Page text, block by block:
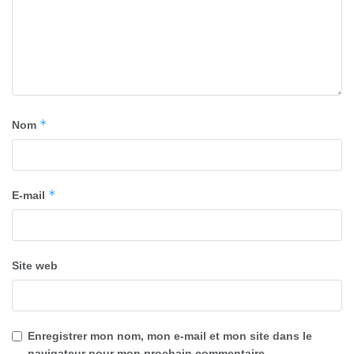
Nom *
E-mail *
Site web
Enregistrer mon nom, mon e-mail et mon site dans le